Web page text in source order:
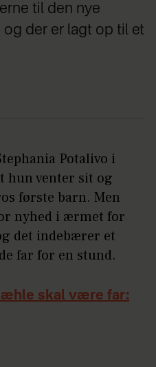
til den nye
der er lagt op til et
Potalivo i
hun venter sit og
første barn. Men
nyhed i ærmet for
det indebærer et
far for en stund.
skal være far: